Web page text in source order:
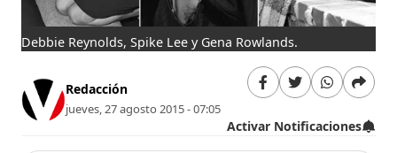
Debbie Reynolds, Spike Lee y Gena Rowlands.
Redacción
jueves, 27 agosto 2015 - 07:05
Activar Notificaciones